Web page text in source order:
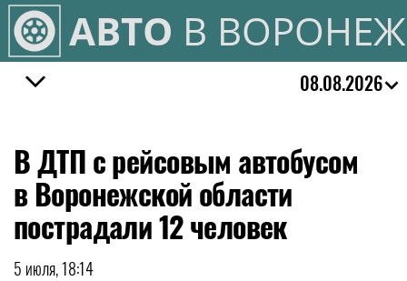
АВТО В
08.08.2026
В ДТП с рейсовым автобусом
в Воронежской области
пострадали 12 человек
5 июля, 18:14